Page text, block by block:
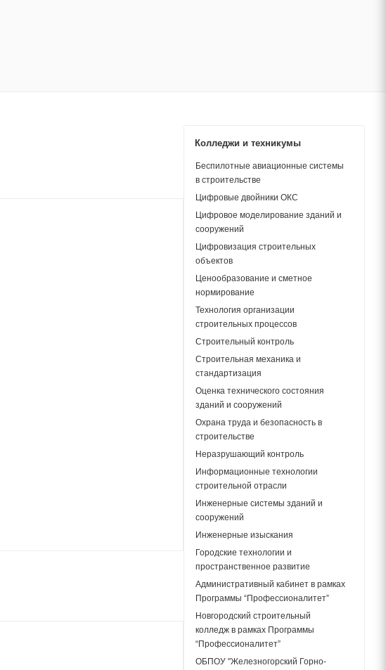
Колледжи и техникумы
Беспилотные авиационные системы
в строительстве
Цифровые двойники ОКС
Цифровое моделирование зданий и
сооружений
Цифровизация строительных
объектов
Ценообразование и сметное
нормирование
Технология организации
строительных процессов
Строительный контроль
Строительная механика и
стандартизация
Оценка технического состояния
зданий и сооружений
Охрана труда и безопасность в
строительстве
Неразрушающий контроль
Информационные технологии
строительной отрасли
Инженерные системы зданий и
сооружений
Инженерные изыскания
Городские технологии и
пространственное развитие
Административный кабинет в рамках
Программы “Профессионалитет”
Новгородский строительный
колледж в рамках Программы
“Профессионалитет”
ОБПОУ "Железногорский Горно-